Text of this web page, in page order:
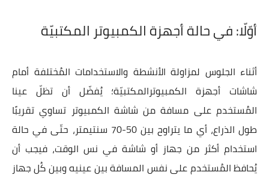
أوّلّا: في حالة أجهزة الكمبيوتر المكتبيّة
أثناء الجلوس لمزاولة الأنشطة والاستخدامات المُختلفة أمام
شاشات أجهزة الكمبيوترالمكتبيّة؛ يُفضّل أن تظلّ عينا
المُستخدم على مسافة من شاشة الكمبيوتر تساوي تقريبًا
طول الذراع، أي ما يتراوح بين 50-70 سنتيمتر، حتّى في حالة
استخدام أكثر من جهاز أو شاشة في نس الوقت، فيجب أن
يُحافظ المُستخدم على نفس المسافة بين عينيه وبين كُل جهاز